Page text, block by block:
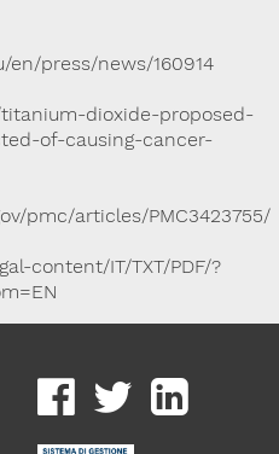
en/press/news/160914
dioxide-proposed-
of-causing-cancer-
pmc/articles/PMC3423755/
content/IT/TXT/PDF/?